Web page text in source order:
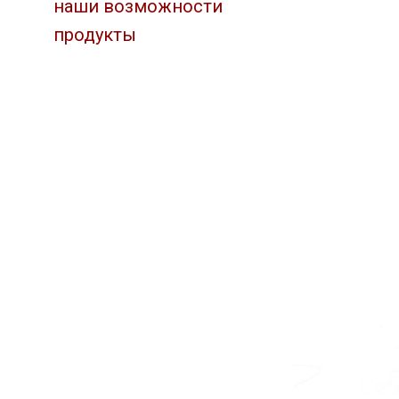
наши возможности
продукты